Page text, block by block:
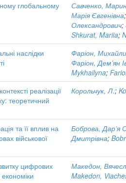
глобальному
Савченко,
Марія Євгенівна
Олександрович;
Shkurat, Mariia;
наслідки
Фаріон,
Фаріон, Дем’ян
Mykhailyna;
реалізації
теоретичний
Корольчук, Л.;
та її вплив на
військової
Боброва, Дар’я
Дмитрівна;
цифрових
Македон,
Makedon,